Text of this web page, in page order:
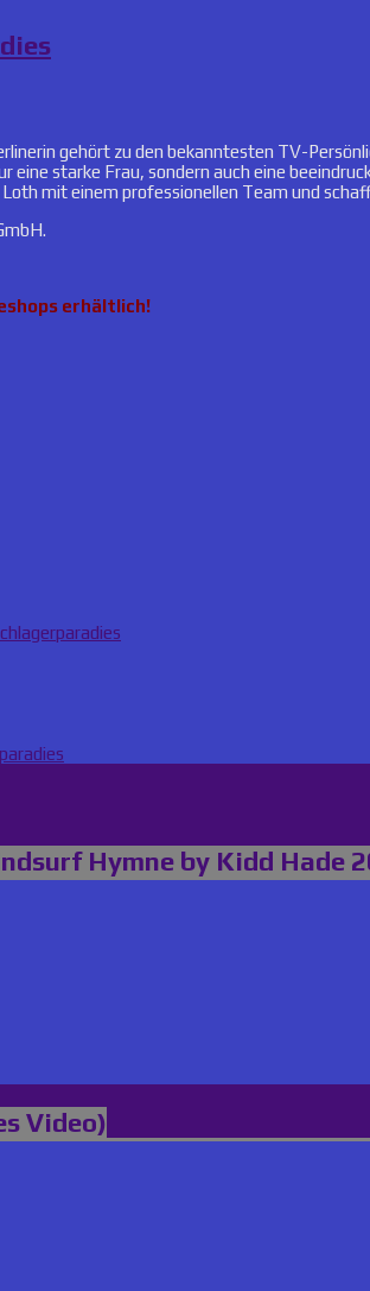
gehört zu den bekanntesten TV-
eine starke Frau, sondern auch eine
mit einem professionellen Team und
erhältlich!
Hymne by Kidd Hade
Video)